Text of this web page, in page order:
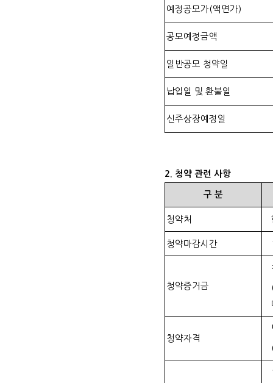
예정공모가(액면가)
공모예정금액
일반공모 청약일
납입일 및 환불일
신주상장예정일
2. 청약 관련 사항
구 분
청약처
청약마감시간
청약증거금
청약자격